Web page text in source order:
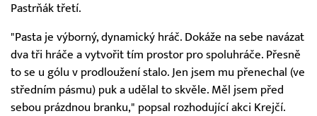
Pastrňák třetí.
"Pasta je výborný, dynamický hráč. Dokáže na sebe navázat
dva tři hráče a vytvořit tím prostor pro spoluhráče. Přesně
to se u gólu v prodloužení stalo. Jen jsem mu přenechal (ve
středním pásmu) puk a udělal to skvěle. Měl jsem před
sebou prázdnou branku," popsal rozhodující akci Krejčí.